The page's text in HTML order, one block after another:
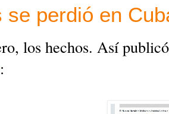
se perdió en
los hechos. Así
: